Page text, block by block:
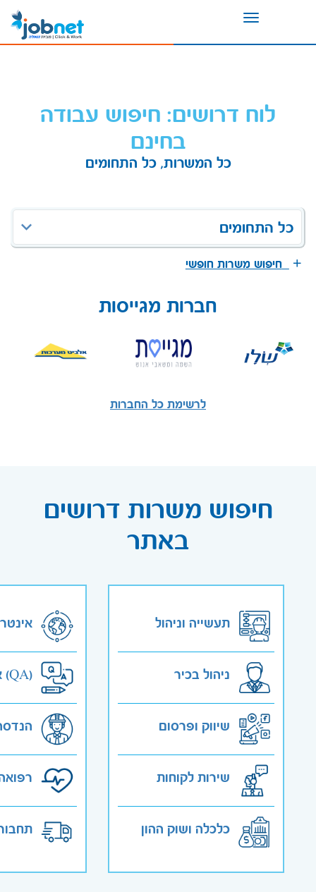
Toggle
לוח דרושים: חיפוש עבודה
בחינם
כל המשרות, כל התחומים
כל התחומים
חיפוש משרות חופשי
חברות מגייסות
לרשימת כל החברות
חיפוש משרות דרושים
באתר
תעשייה וניהול
ניהול בכיר
שיווק ופרסום
שירות לקוחות
כלכלה ושוק ההון
אבטחת איכות (QA)